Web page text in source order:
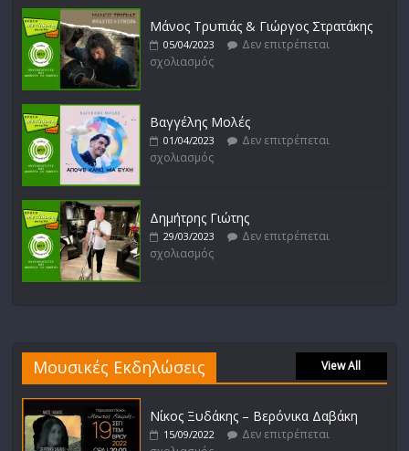
Μάνος Τρυπιάς & Γιώργος Στρατάκης
05/04/2023
Δεν επιτρέπεται
σχολιασμός
Βαγγέλης Μολές
01/04/2023
Δεν επιτρέπεται
σχολιασμός
Δημήτρης Γιώτης
29/03/2023
Δεν επιτρέπεται
σχολιασμός
Μουσικές Εκδηλώσεις View All
Νίκος Ξυδάκης – Βερόνικα Δαβάκη
15/09/2022
Δεν επιτρέπεται